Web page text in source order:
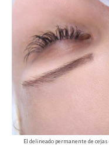
El delineado permanente de